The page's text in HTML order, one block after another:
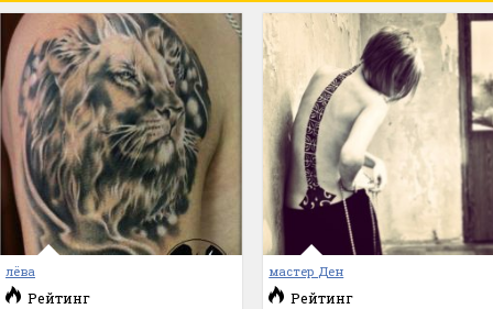
лёва
Рейтинг
мастер Ден
Рейтинг